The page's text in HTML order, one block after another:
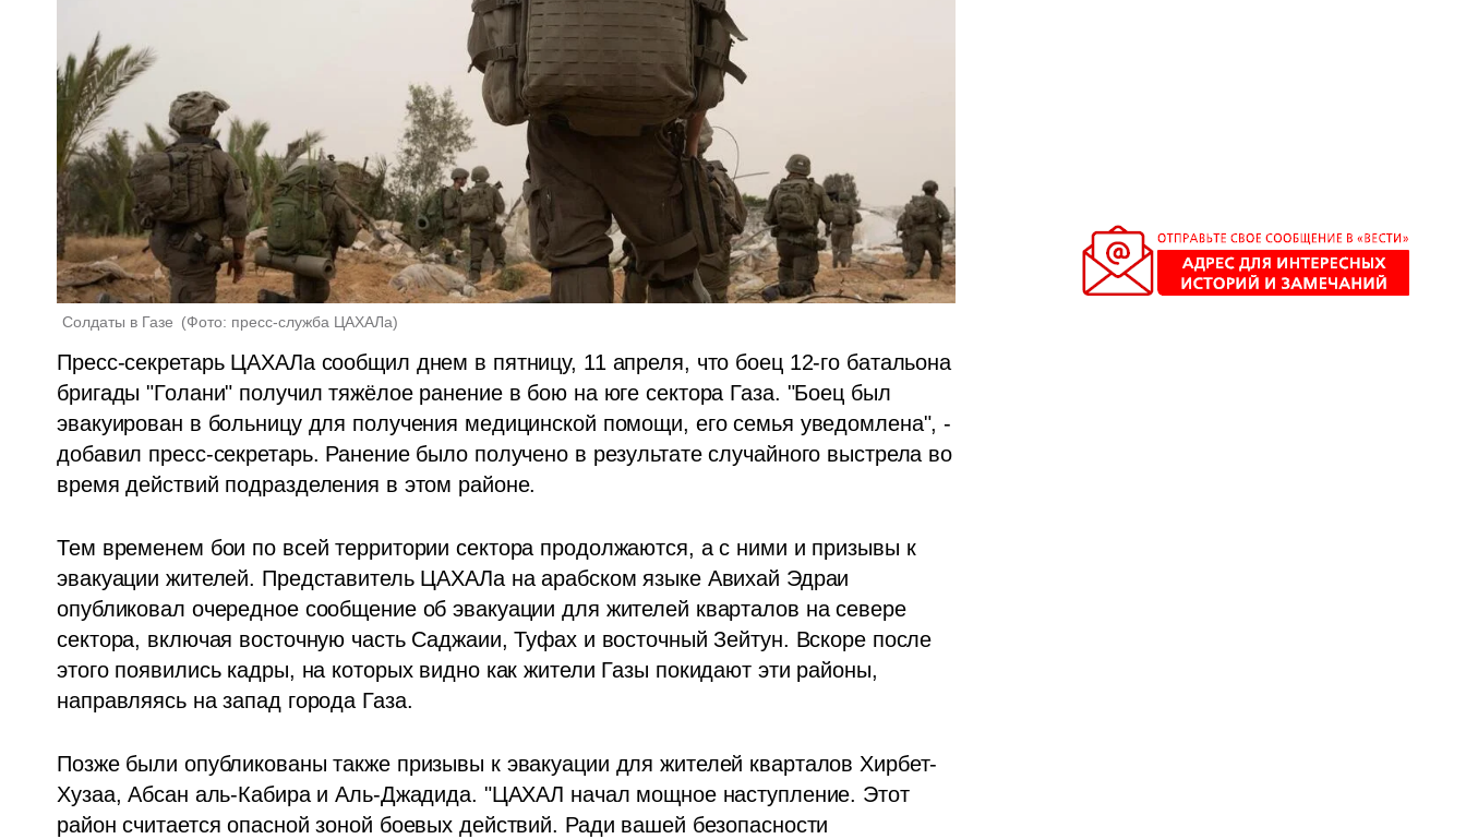
Солдаты в Газе (Фото: пресс-служба ЦАХАЛа)
Пресс-секретарь ЦАХАЛа сообщил днем в пятницу, 11 апреля, что боец 12-го батальона
бригады "Голани" получил тяжёлое ранение в бою на юге сектора Газа. "Боец был
эвакуирован в больницу для получения медицинской помощи, его семья уведомлена", -
добавил пресс-секретарь. Ранение было получено в результате случайного выстрела во
время действий подразделения в этом районе.
Тем временем бои по всей территории сектора продолжаются, а с ними и призывы к
эвакуации жителей. Представитель ЦАХАЛа на арабском языке Авихай Эдраи
опубликовал очередное сообщение об эвакуации для жителей кварталов на севере
сектора, включая восточную часть Саджаии, Туфах и восточный Зейтун. Вскоре после
этого появились кадры, на которых видно как жители Газы покидают эти районы,
направляясь на запад города Газа.
Позже были опубликованы также призывы к эвакуации для жителей кварталов Хирбет-
Хузаа, Абсан аль-Кабира и Аль-Джадида. "ЦАХАЛ начал мощное наступление. Этот
район считается опасной зоной боевых действий. Ради вашей безопасности